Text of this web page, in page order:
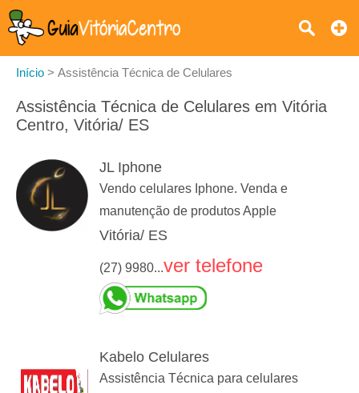
Início > Assistência Técnica de Celulares
Assistência Técnica de Celulares em Vitória
Centro, Vitória/ ES
JL Iphone
Vendo celulares Iphone. Venda e
manutenção de produtos Apple
Vitória/ ES
(27) 9980...ver telefone
Kabelo Celulares
Assistência Técnica para celulares